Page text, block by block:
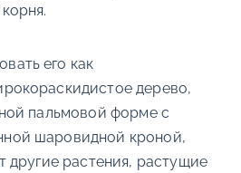
его как
дерево,
пальмовой форме с
шаровидной кроной,
другие растения, растущие